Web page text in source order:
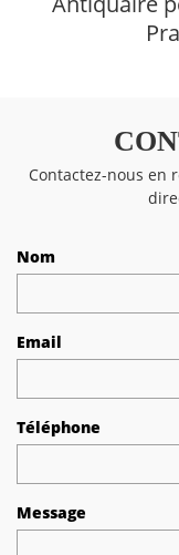
Contactez-nous en
Nom
Email
Téléphone
Message